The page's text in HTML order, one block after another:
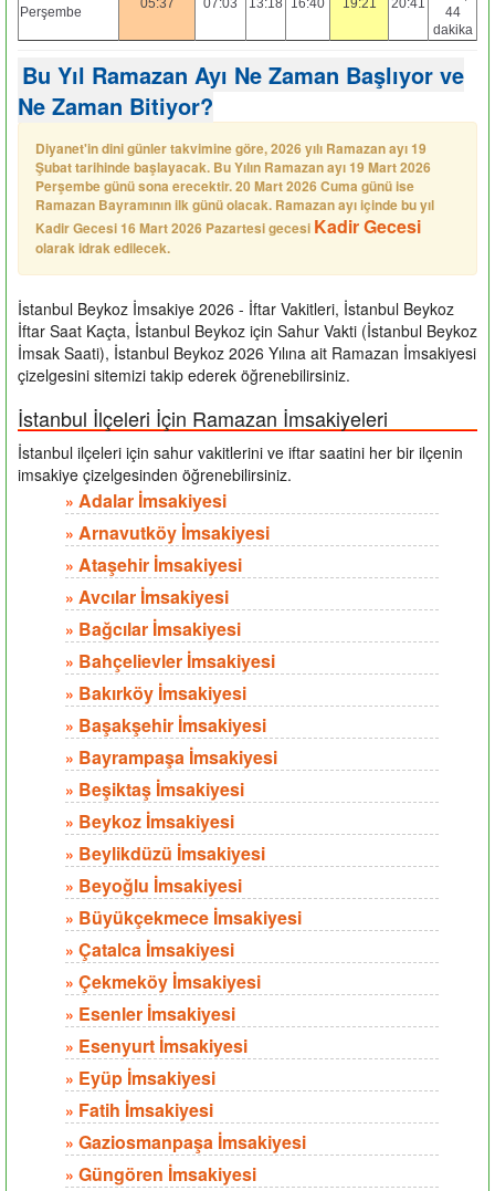
Perşembe
44
dakika
Bu Yıl Ramazan Ayı Ne Zaman Başlıyor ve
Ne Zaman Bitiyor?
Diyanet'in dini günler takvimine göre, 2026 yılı Ramazan ayı 19
Şubat tarihinde başlayacak. Bu Yılın Ramazan ayı 19 Mart 2026
Perşembe günü sona erecektir. 20 Mart 2026 Cuma günü ise
Ramazan Bayramının ilk günü olacak. Ramazan ayı içinde bu yıl
Kadir Gecesi 16 Mart 2026 Pazartesi gecesi Kadir Gecesi
olarak idrak edilecek.
İstanbul Beykoz İmsakiye 2026 - İftar Vakitleri, İstanbul Beykoz
İftar Saat Kaçta, İstanbul Beykoz için Sahur Vakti (İstanbul Beykoz
İmsak Saati), İstanbul Beykoz 2026 Yılına ait Ramazan İmsakiyesi
çizelgesini sitemizi takip ederek öğrenebilirsiniz.
İstanbul İlçeleri İçin Ramazan İmsakiyeleri
İstanbul ilçeleri için sahur vakitlerini ve iftar saatini her bir ilçenin
imsakiye çizelgesinden öğrenebilirsiniz.
» Adalar İmsakiyesi
» Arnavutköy İmsakiyesi
» Ataşehir İmsakiyesi
» Avcılar İmsakiyesi
» Bağcılar İmsakiyesi
» Bahçelievler İmsakiyesi
» Bakırköy İmsakiyesi
» Başakşehir İmsakiyesi
» Bayrampaşa İmsakiyesi
» Beşiktaş İmsakiyesi
» Beykoz İmsakiyesi
» Beylikdüzü İmsakiyesi
» Beyoğlu İmsakiyesi
» Büyükçekmece İmsakiyesi
» Çatalca İmsakiyesi
» Çekmeköy İmsakiyesi
» Esenler İmsakiyesi
» Esenyurt İmsakiyesi
» Eyüp İmsakiyesi
» Fatih İmsakiyesi
» Gaziosmanpaşa İmsakiyesi
» Güngören İmsakiyesi